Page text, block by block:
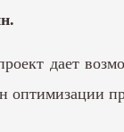
дает
оптимизации